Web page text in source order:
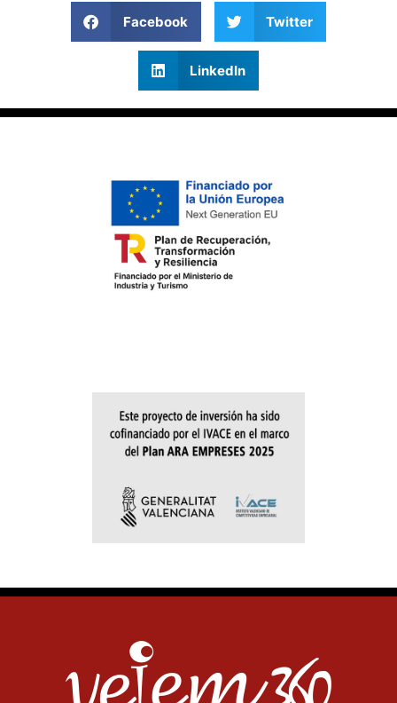
Facebook Twitter
LinkedIn